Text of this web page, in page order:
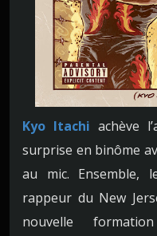
Kyo Itachi achève
surprise en binôme
au mic. Ensemble,
rappeur du New
nouvelle